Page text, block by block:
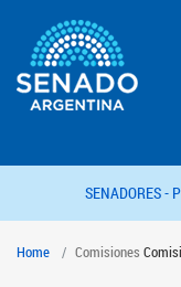
SENADORES -
Home Comisiones